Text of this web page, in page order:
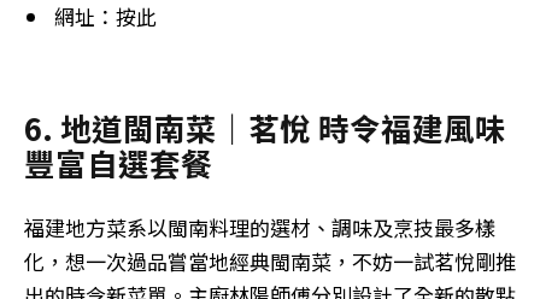
網址：按此
6. 地道閩南菜｜茗悅 時令福建風味
豐富自選套餐
福建地方菜系以閩南料理的選材、調味及烹技最多樣
化，想一次過品嘗當地經典閩南菜，不妨一試茗悅剛推